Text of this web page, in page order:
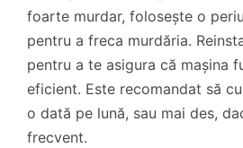
foarte murdar, folosește o
pentru a freca murdăria.
pentru a te asigura că mașina
eficient. Este recomandat să
o dată pe lună, sau mai des,
frecvent.